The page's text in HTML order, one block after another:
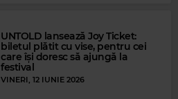
UNTOLD lansează Joy Ticket:
biletul plătit cu vise, pentru cei
care își doresc să ajungă la
festival
VINERI, 12 IUNIE 2026